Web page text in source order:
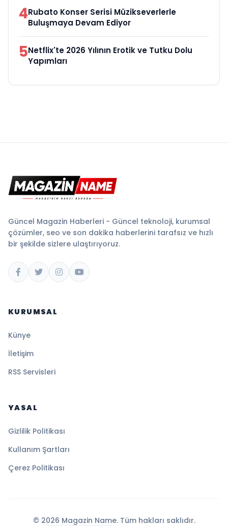
4Rubato Konser Serisi Müzikseverlerle
Buluşmaya Devam Ediyor
5Netflix'te 2026 Yılının Erotik ve Tutku Dolu
Yapımları
Güncel Magazin Haberleri - Güncel teknoloji, kurumsal
çözümler, seo ve son dakika haberlerini tarafsız ve hızlı
bir şekilde sizlere ulaştırıyoruz.
KURUMSAL
Künye
İletişim
RSS Servisleri
YASAL
Gizlilik Politikası
Kullanım Şartları
Çerez Politikası
© 2026 Magazin Name. Tüm hakları saklıdır.